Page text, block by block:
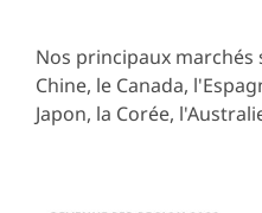
Nos principaux marchés
Chine, le Canada,
Japon, la Corée,